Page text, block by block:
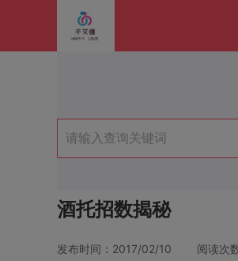
酒托招数揭秘
发布时间：2017/02/10 阅读次